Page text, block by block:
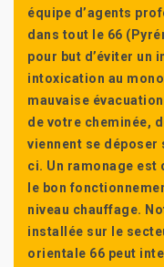
équipe d’agents
dans tout le 66
pour but d’éviter un
intoxication au
mauvaise
de votre cheminée,
viennent se
ci. Un ramonage est
le bon
niveau chauffage.
installée sur le
orientale 66 peut